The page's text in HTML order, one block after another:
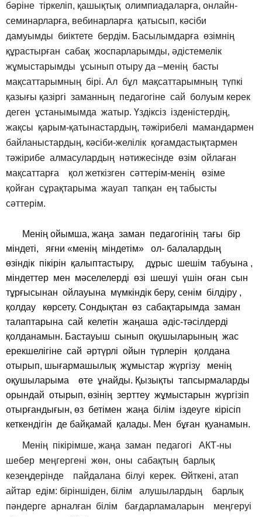
бәріне тіркеліп, қашықтық олимпиадаларға, онлайн-
семинарларға, вебинарларға қатысып, кәсіби
дамуымды биіктете бердім. Басылымдарға өзімнің
құрастырған сабақ жоспарларымды, әдістемелік
жұмыстарымды ұсынып отыру да –менің басты
мақсаттарымның бірі. Ал бұл мақсаттарымның түпкі
қазығы қазіргі заманның педагогіне сай болуым керек
деген ұстанымымда жатыр. Үздіксіз ізденістердің,
жақсы қарым-қатынастардың, тәжірибелі мамандармен
байланыстардың, кәсіби-желілік қоғамдастықтармен
тәжірибе алмасулардың нәтижесінде өзім ойлаған
мақсаттарға қол жеткізген сәттерім-менің өзіме
қойған сұрақтарыма жауап тапқан ең табысты
сәттерім.
Менің ойымша, жаңа заман педагогінің тағы бір
міндеті, яғни «менің міндетім» ол- балалардың
өзіндік пікірін қалыптастыру, дұрыс шешім табуына ,
міндеттер мен мәселелерді өзі шешуі үшін оған сын
тұрғысынан ойлауына мүмкіндік беру, сенім білдіру ,
қолдау көрсету. Сондықтан өз сабақтарымда заман
талаптарына сай келетін жаңаша әдіс-тәсілдерді
қолданамын. Бастауыш сынып оқушыларының жас
ерекшелігіне сай әртүрлі ойын түрлерін қолдана
отырып, шығармашылық жұмыстар жүргізу менің
оқушыларыма өте ұнайды. Қызықты тапсырмаларды
орындай отырып, өзінің зерттеу жұмыстарын жүргізіп
отырғандығын, өз бетімен жаңа білім іздеуге кірісіп
кеткендігін де байқамай қалады. Мен бұған қуанамын.
Менің пікірімше, жаңа заман педагогі АКТ-ны
шебер меңгергені жөн, оны сабақтың барлық
кезеңдерінде пайдалана білуі керек. Өйткені, атап
айтар едім: біріншіден, білім алушылардың барлық
пәндерге арналған білім бағдарламаларын меңгеруі